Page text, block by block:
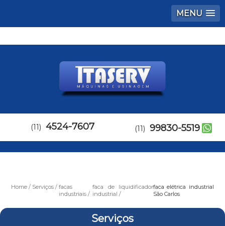
MENU
(11) 4524-7607 (11) 99830-5519
Home Serviços
facas
industriais
faca de liquidificador
industrial
faca elétrica industrial
São Carlos
Serviços